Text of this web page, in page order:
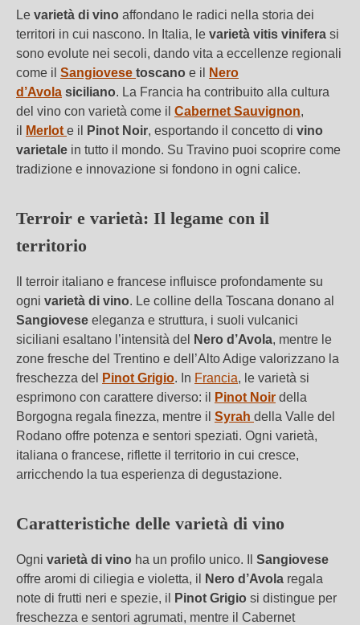
Le varietà di vino affondano le radici nella storia dei
territori in cui nascono. In Italia, le varietà vitis vinifera si
sono evolute nei secoli, dando vita a eccellenze regionali
come il Sangiovese toscano e il
Nero
d’Avola siciliano. La Francia ha contribuito alla cultura
del vino con varietà come il Cabernet Sauvignon,
il
Merlot e il Pinot Noir, esportando il concetto di vino
varietale in tutto il mondo. Su Travino puoi scoprire come
tradizione e innovazione si fondono in ogni calice.
Terroir e varietà: Il legame con il
territorio
Il terroir italiano e francese influisce profondamente su
ogni varietà di vino. Le colline della Toscana donano al
Sangiovese eleganza e struttura, i suoli vulcanici
siciliani esaltano l’intensità del
Nero d’Avola, mentre le
zone fresche del Trentino e dell’Alto Adige valorizzano la
freschezza del
Pinot Grigio. In Francia, le varietà si
esprimono con carattere diverso: il
Pinot Noir della
Borgogna regala finezza, mentre il Syrah della Valle del
Rodano offre potenza e sentori speziati. Ogni varietà,
italiana o francese, riflette il territorio in cui cresce,
arricchendo la tua esperienza di degustazione.
Caratteristiche delle varietà di vino
Ogni varietà di vino ha un profilo unico. Il Sangiovese
offre aromi di ciliegia e violetta, il
Nero d’Avola regala
note di frutti neri e spezie, il
Pinot Grigio si distingue per
freschezza e sentori agrumati, mentre il Cabernet